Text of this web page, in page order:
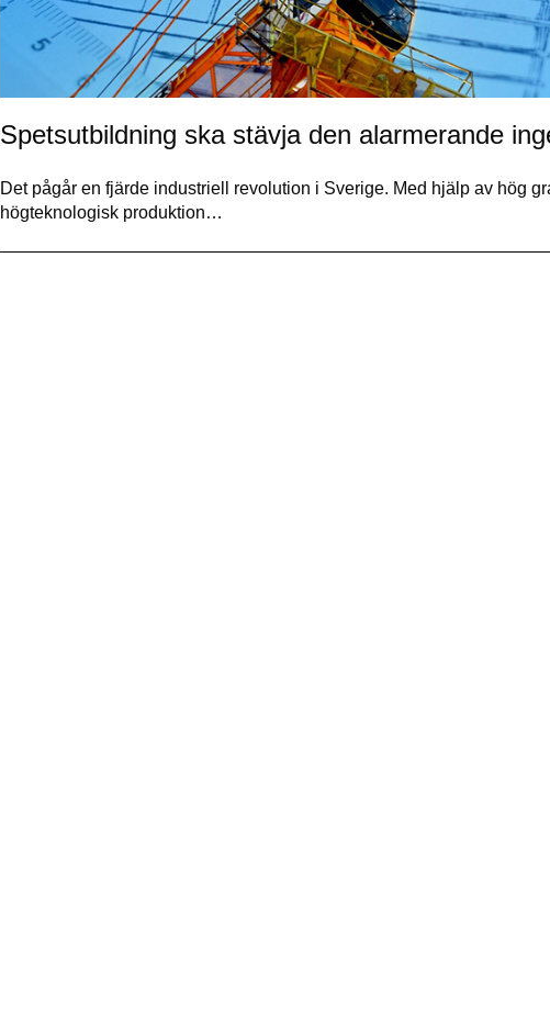
Spetsutbildning ska stävja den alarmerande
Det pågår en fjärde industriell revolution i Sverige. Med hjälp av hög
högteknologisk produktion…